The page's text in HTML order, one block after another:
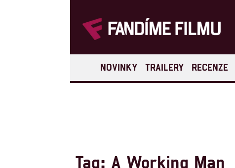
NOVINKY TRAILERY RECENZE
Tag: A Working Man